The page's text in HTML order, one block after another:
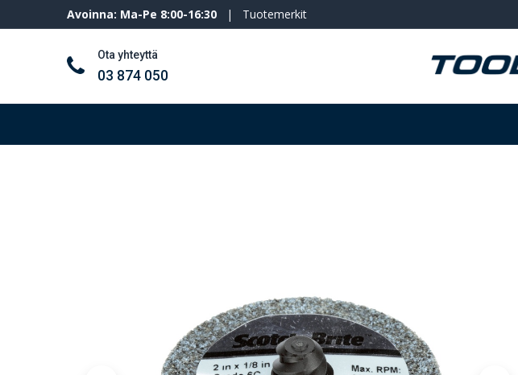
Avoinna: Ma-Pe 8:00-16:30 | Tuotemerkit
Ota yhteyttä
03 874 050